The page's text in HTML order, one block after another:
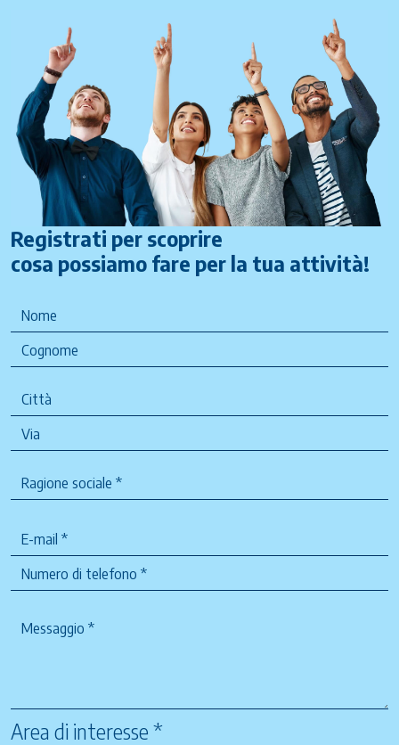
Registrati per scoprire
cosa possiamo fare per la tua attività!
Area di interesse *